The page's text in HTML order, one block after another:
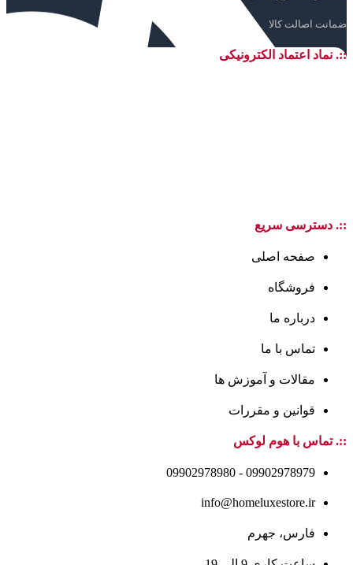
ضمانت اصالت کالا
::. نماد اعتماد الکترونیکی
::. دسترسی سریع
صفحه اصلی
فروشگاه
درباره ما
تماس با ما
مقالات و آموزش ها
قوانین و مقررات
::. تماس با هوم لوکس
09902978979 - 09902978980
info@homeluxestore.ir
فارس، جهرم